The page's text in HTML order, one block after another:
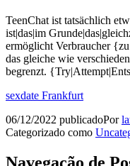
TeenChat ist tatsächlich
ist|das|im
ermöglicht Verbraucher
das gleiche wie
begrenzt.
sexdate Frankfurt
06/12/2022 publicadoPor
Categorizado como